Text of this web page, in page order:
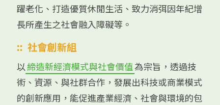
躍老化、打造優質休閒生活、致力消弭因年紀增
長所產生之社會融入障礙等。
:: 社會創新組
以締造新經濟模式與社會價值為宗旨，透過技
術、資源、與社群合作，發展出科技或商業模式
的創新應用，能促進產業經濟、社會與環境的包